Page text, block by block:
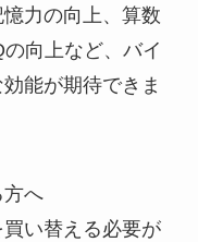
力の向上、算数
向上など、バイ
能が期待できま
方へ
い替える必要が